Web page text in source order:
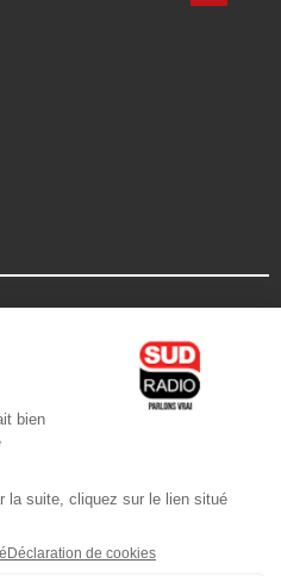
l'application